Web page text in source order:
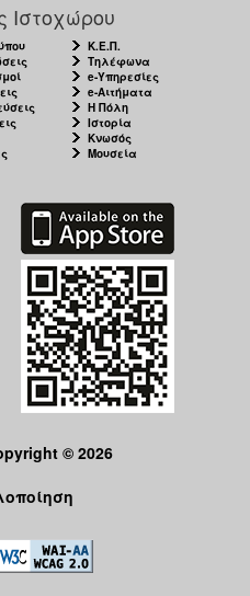
Ιστοχώρου
Κ.Ε.Π.
Τηλέφωνα
e-Υπηρεσίες
e-Αιτήματα
Η Πόλη
Ιστορία
Κνωσός
Μουσεία
© 2026